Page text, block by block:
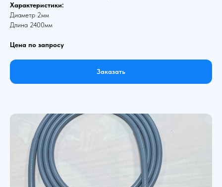
Характеристики:
Диаметр 2мм
Длина 2400мм
Цена по запросу
Заказать